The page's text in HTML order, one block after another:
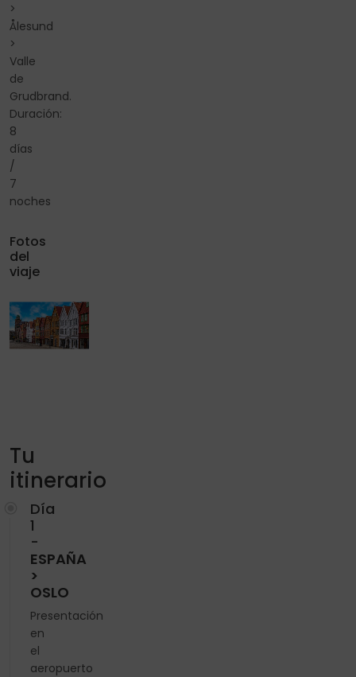
>
Ålesund
>
Valle
de
Grudbrand.
Duración:
8
días
/
7
noches
Fotos
del
viaje
Tu
itinerario
Día
1
-
ESPAÑA
>
OSLO
Presentación
en
el
aeropuerto